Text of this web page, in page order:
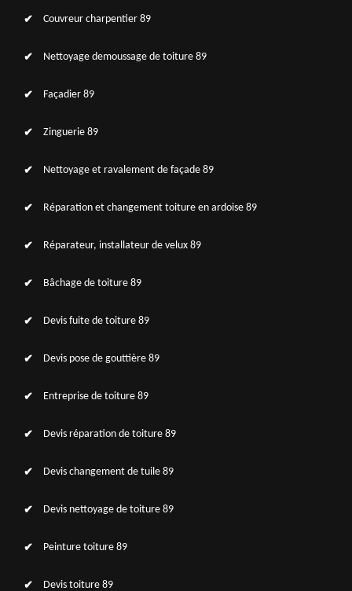
Couvreur charpentier 89
Nettoyage demoussage de toiture 89
Façadier 89
Zinguerie 89
Nettoyage et ravalement de façade 89
Réparation et changement toiture en ardoise 89
Réparateur, installateur de velux 89
Bâchage de toiture 89
Devis fuite de toiture 89
Devis pose de gouttière 89
Entreprise de toiture 89
Devis réparation de toiture 89
Devis changement de tuile 89
Devis nettoyage de toiture 89
Peinture toiture 89
Devis toiture 89